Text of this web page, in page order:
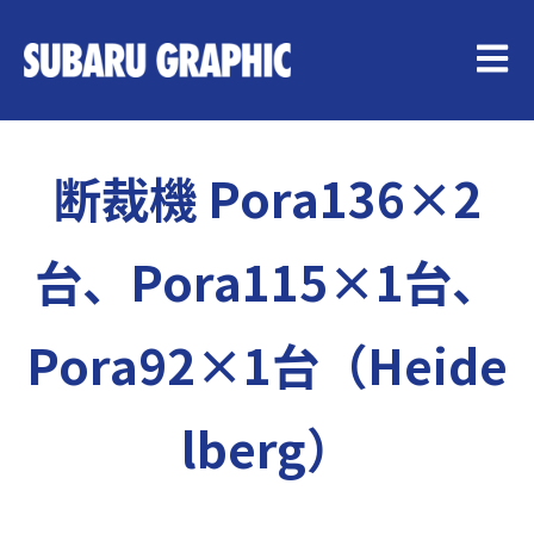
メイ
断裁機 Pora136×2
台、Pora115×1台、
Pora92×1台（Heide
lberg）